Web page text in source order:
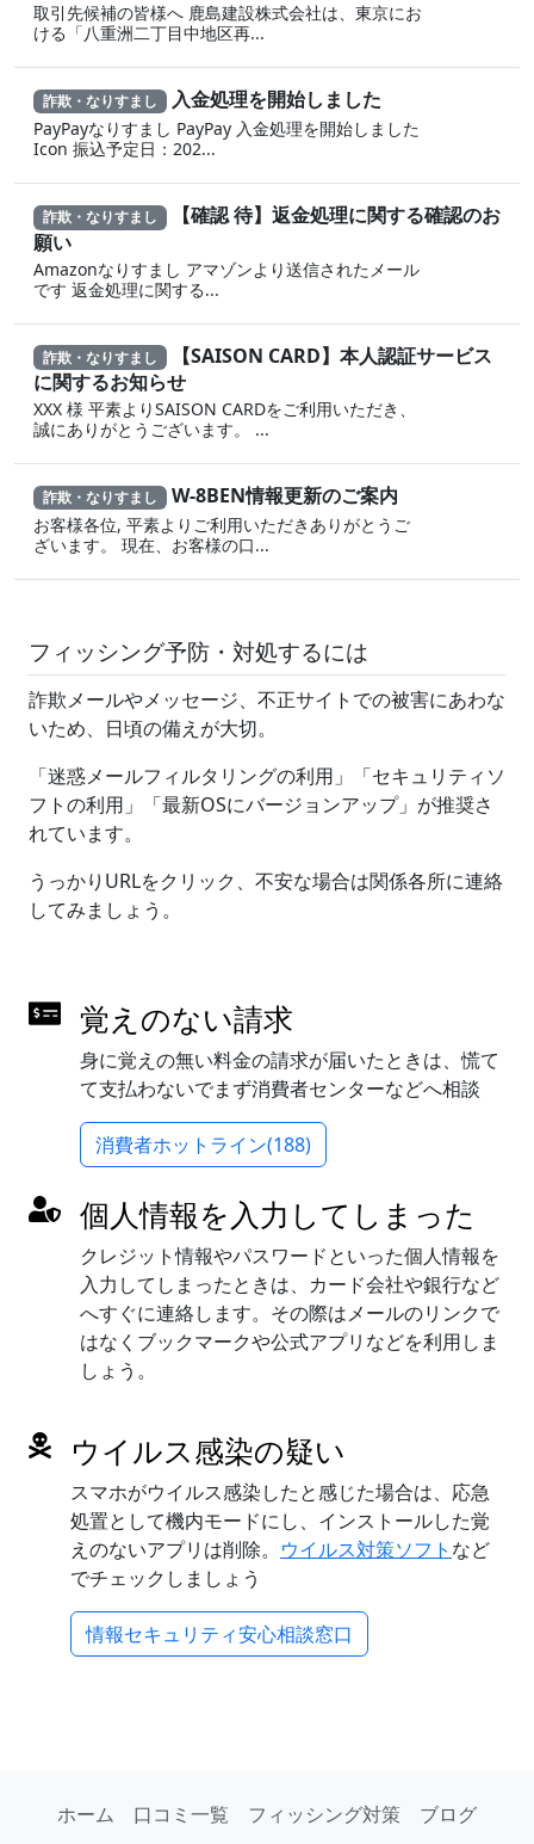
取引先候補の皆様へ 鹿島建設株式会社は、東京にお
ける「八重洲二丁目中地区再...
詐欺・なりすまし 入金処理を開始しました
PayPayなりすまし PayPay 入金処理を開始しました
Icon 振込予定日：202...
詐欺・なりすまし 【確認 待】返金処理に‍関する確認のお
願い
Amazonなりすまし ア‍マゾ‍ンより送信されたメール
です 返金‌処 理に 関する...
詐欺・なりすまし 【SAISON CARD】本人認証サービス
に関するお知らせ
XXX 様 平素よりSAISON CARDをご利用いただき、
誠にありがとうございます。 ...
詐欺・なりすまし W-8BEN情報更新のご案内
お客様各位, 平素よりご利用いただきありがとうご
ざいます。 現在、お客様の口...
フィッシング予防・対処するには
詐欺メールやメッセージ、不正サイトでの被害にあわな
いため、日頃の備えが大切。
「迷惑メールフィルタリングの利用」「セキュリティソ
フトの利用」「最新OSにバージョンアップ」が推奨さ
れています。
うっかりURLをクリック、不安な場合は関係各所に連絡
してみましょう。
覚えのない請求
身に覚えの無い料金の請求が届いたときは、慌て
て支払わないでまず消費者センターなどへ相談
消費者ホットライン(188)
個人情報を入力してしまった
クレジット情報やパスワードといった個人情報を
入力してしまったときは、カード会社や銀行など
へすぐに連絡します。その際はメールのリンクで
はなくブックマークや公式アプリなどを利用しま
しょう。
ウイルス感染の疑い
スマホがウイルス感染したと感じた場合は、応急
処置として機内モードにし、インストールした覚
えのないアプリは削除。 ウイルス対策ソフト など
でチェックしましょう
情報セキュリティ安心相談窓口
ホーム 口コミ一覧 フィッシング対策 ブログ